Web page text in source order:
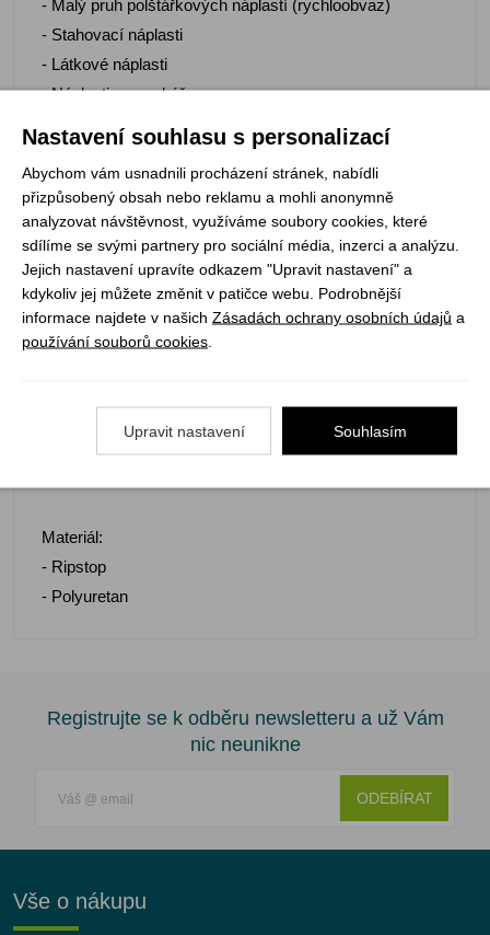
- Malý pruh polštářkových náplastí (rychloobvaz)
- Stahovací náplasti
- Látkové náplasti
- Náplasti na puchýře
- Trojcípý šátek
- Nůžky
- Zavírací špendlíky
- Tampony
- Antiseptické ubrousky
- Teploměr
Materiál:
- Ripstop
- Polyuretan
Registrujte se k odběru newsletteru a už Vám
nic neunikne
ODEBÍRAT
Vše o nákupu
Nastavení souhlasu s personalizací
Abychom vám usnadnili procházení stránek, nabídli
přizpůsobený obsah nebo reklamu a mohli anonymně
analyzovat návštěvnost, využíváme soubory cookies, které
sdílíme se svými partnery pro sociální média, inzerci a analýzu.
Jejich nastavení upravíte odkazem "Upravit nastavení" a
kdykoliv jej můžete změnit v patičce webu. Podrobnější
informace najdete v našich Zásadách ochrany osobních údajů a
používání souborů cookies
Upravit nastavení Souhlasím